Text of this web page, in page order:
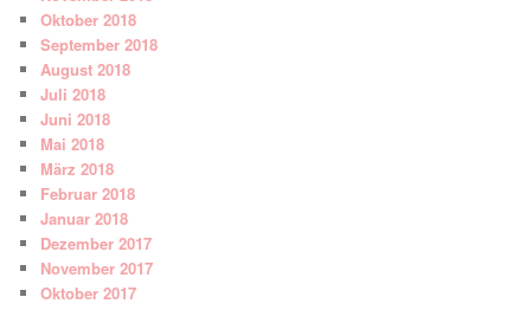
Oktober 2018
September 2018
August 2018
Juli 2018
Juni 2018
Mai 2018
März 2018
Februar 2018
Januar 2018
Dezember 2017
November 2017
Oktober 2017